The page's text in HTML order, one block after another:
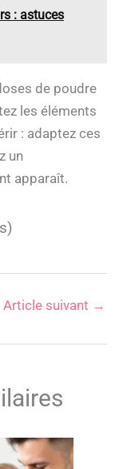
: astuces
de poudre
les éléments
: adaptez ces
un
apparaît.
Article suivant →